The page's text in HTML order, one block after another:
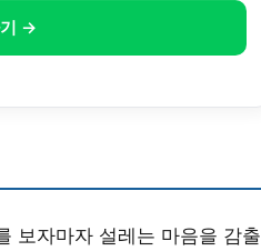
→
보자마자 설레는 마음을 감출